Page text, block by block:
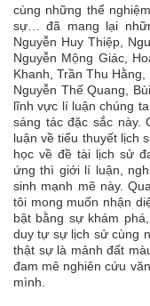
cùng những thể
sự… đã mang lại
Nguyễn Huy Thiệp,
Nguyễn Mộng Giác,
Khanh, Trần Thu
Nguyễn Thế Quang,
lĩnh vực lí luận chúng
sáng tác đặc sắc này.
luận về tiểu thuyết lịch
học về đề tài lịch sử
ứng thì giới lí luận,
sinh mạnh mẽ này.
tôi mong muốn nhận
bật bằng sự khám
duy tự sự lịch sử cùng
thật sự là mảnh đất
đam mê nghiên cứu
mình.